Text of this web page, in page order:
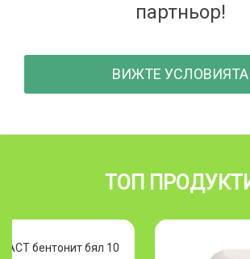
партньор!
ВИЖТЕ УСЛОВИЯТА
ТОП